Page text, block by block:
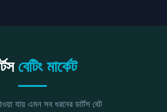
বেটিং মার্কেট
যায় এমন সব ধরনের ডার্টস বেট